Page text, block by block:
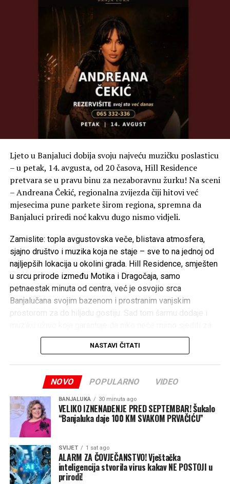
Ljeto u Banjaluci dobija svoju najveću muzičku poslasticu
– u petak, 14. avgusta, od 20 časova, Hill Residence
pretvara se u pravu binu za nezaboravnu žurku! Na sceni
– Andreana Čekić, regionalna zvijezda čiji hitovi već
mjesecima pune parkete širom regiona, spremna da
Banjaluci priredi noć kakvu dugo nismo vidjeli.
Zamislite: topla avgustovska veče, blistava atmosfera,
sjajno društvo i muzika koja ne staje – sve to na jednoj od
najljepših lokacija u okolini grada. Hill Residence, smješten
u srcu prirode između Motika i Dragočaja, samo
petnaestak minuta od centra, već je osvojio srca
Banjalučana svojim bazenom i prostranim vanjskim
prostorom za do hiljadu gostiju. Sad tom šarmu dodaje i
Ovo je veče kada se spajaju luksuz, opuštenost i prava
energija – savršena kombinacija za sve koji žele da avgust
zapamte po dobrom provodu, a ne po vrućini.
Rezervišite svoj sto na vrijeme putem broja 065 332-336
i osigurajte sebi mjesto na jednoj od najiščekivanijih žurki
ovog ljeta.
Hill Residence još jednom potvrđuje da zna kako se pravi
nezaboravna zabava – vidimo se 14. avgusta, spremni za
noć koju ćete dugo prepričavati!
NASTAVI ČITATI
NOVO POPULARNO VIDEO
BANJALUKA 30 minuta ago
VELIKO IZNENAĐENJE PRED SEPTEMBAR! Šukalo
“Banjaluka daje 100 KM SVAKOM PRVAČIĆU”
SVIJET 1 sat ago
ALARM ZA ČOVJEČANSTVO! Vještačka
inteligencija stvorila virus kakav NE POSTOJI u
prirodi!